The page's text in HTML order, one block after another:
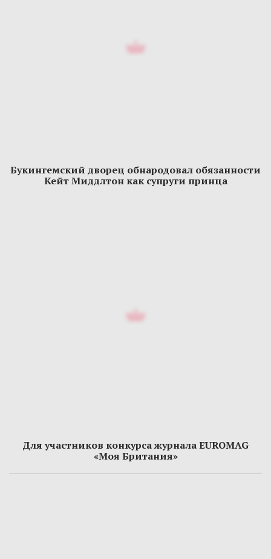
Букингемский дворец обнародовал обязанности
Кейт Миддлтон как супруги принца
Для участников конкурса журнала EUROMAG
«Моя Британия»